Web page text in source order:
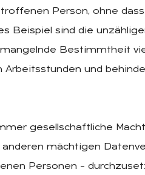
Person, ohne
Beispiel sind die
Bestimmtheit
Arbeitsstunden und
gesellschaftliche
mächtigen
Personen –